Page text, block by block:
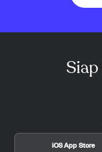
iOS App Store